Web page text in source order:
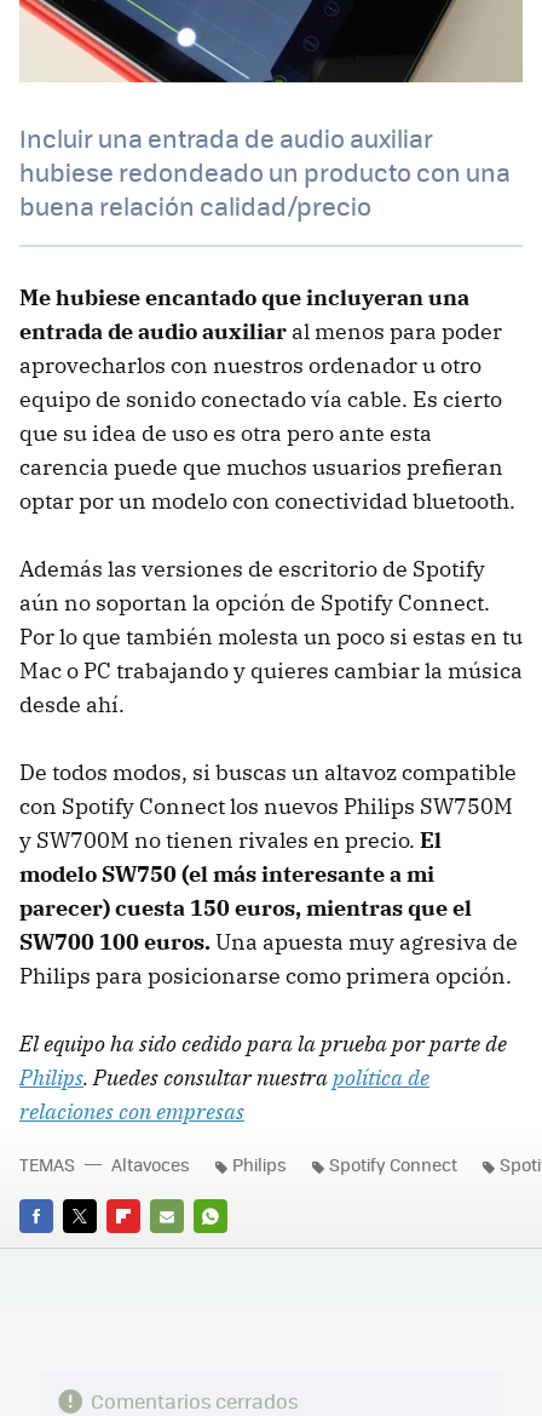
Incluir una entrada de audio auxiliar
hubiese redondeado un producto con una
buena relación calidad/precio
Me hubiese encantado que incluyeran una
entrada de audio auxiliar al menos para poder
aprovecharlos con nuestros ordenador u otro
equipo de sonido conectado vía cable. Es cierto
que su idea de uso es otra pero ante esta
carencia puede que muchos usuarios prefieran
optar por un modelo con conectividad bluetooth.
Además las versiones de escritorio de Spotify
aún no soportan la opción de Spotify Connect.
Por lo que también molesta un poco si estas en tu
Mac o PC trabajando y quieres cambiar la música
desde ahí.
De todos modos, si buscas un altavoz compatible
con Spotify Connect los nuevos Philips SW750M
y SW700M no tienen rivales en precio. El
modelo SW750 (el más interesante a mi
parecer) cuesta 150 euros, mientras que el
SW700 100 euros.Una apuesta muy agresiva de
Philips para posicionarse como primera opción.
El equipo ha sido cedido para la prueba por parte de
Philips. Puedes consultar nuestrapolítica de
relaciones con empresas
FACEBOOK
TWITTERFLIPBOARD
E-
WHATSAPP
TEMAS Altavoces Philips Spotify Connect
Comentarios cerrados